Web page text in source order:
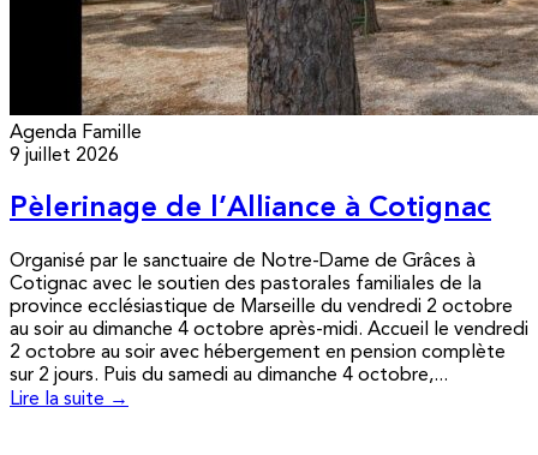
Agenda Famille
9 juillet 2026
Pèlerinage de l’Alliance à Cotignac
Organisé par le sanctuaire de Notre-Dame de Grâces à
Cotignac avec le soutien des pastorales familiales de la
province ecclésiastique de Marseille du vendredi 2 octobre
au soir au dimanche 4 octobre après-midi. Accueil le vendredi
2 octobre au soir avec hébergement en pension complète
sur 2 jours. Puis du samedi au dimanche 4 octobre,...
Lire la suite →